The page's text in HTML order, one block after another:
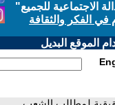
الاجتماعية للجميع"
في الفكر والثقافة
الموقع البديل